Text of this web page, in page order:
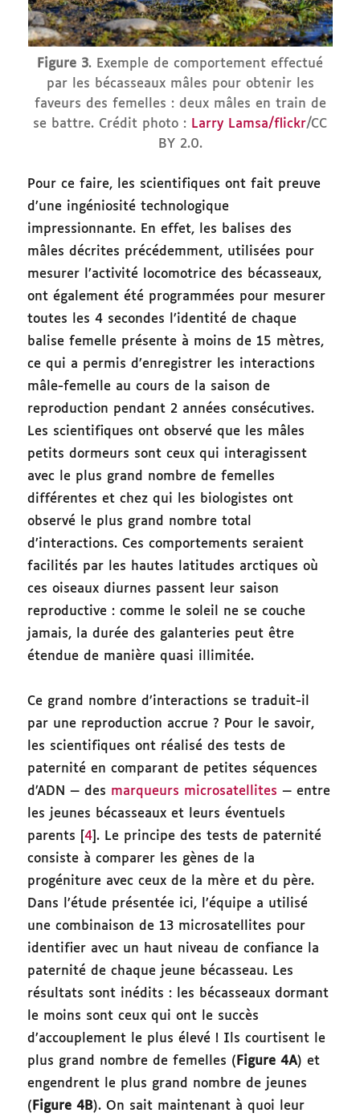
Figure 3. Exemple de comportement effectué
par les bécasseaux mâles pour obtenir les
faveurs des femelles : deux mâles en train de
se battre. Crédit photo : Larry Lamsa/flickr/CC
BY 2.0.
Pour ce faire, les scientifiques ont fait preuve
d’une ingéniosité technologique
impressionnante. En effet, les balises des
mâles décrites précédemment, utilisées pour
mesurer l’activité locomotrice des bécasseaux,
ont également été programmées pour mesurer
toutes les 4 secondes l’identité de chaque
balise femelle présente à moins de 15 mètres,
ce qui a permis d’enregistrer les interactions
mâle-femelle au cours de la saison de
reproduction pendant 2 années consécutives.
Les scientifiques ont observé que les mâles
petits dormeurs sont ceux qui interagissent
avec le plus grand nombre de femelles
différentes et chez qui les biologistes ont
observé le plus grand nombre total
d’interactions. Ces comportements seraient
facilités par les hautes latitudes arctiques où
ces oiseaux diurnes passent leur saison
reproductive : comme le soleil ne se couche
jamais, la durée des galanteries peut être
étendue de manière quasi illimitée.
Ce grand nombre d’interactions se traduit-il
par une reproduction accrue ? Pour le savoir,
les scientifiques ont réalisé des tests de
paternité en comparant de petites séquences
d’ADN — des marqueurs microsatellites — entre
les jeunes bécasseaux et leurs éventuels
parents [4 ]. Le principe des tests de paternité
consiste à comparer les gènes de la
progéniture avec ceux de la mère et du père.
Dans l’étude présentée ici, l’équipe a utilisé
une combinaison de 13 microsatellites pour
identifier avec un haut niveau de confiance la
paternité de chaque jeune bécasseau. Les
résultats sont inédits : les bécasseaux dormant
le moins sont ceux qui ont le succès
d’accouplement le plus élevé ! Ils courtisent le
plus grand nombre de femelles ( Figure 4A) et
engendrent le plus grand nombre de jeunes
( Figure 4B). On sait maintenant à quoi leur